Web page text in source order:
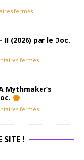
fermés
II (2026) par le Doc.
fermés
Mythmaker’s
fermés
SITE !